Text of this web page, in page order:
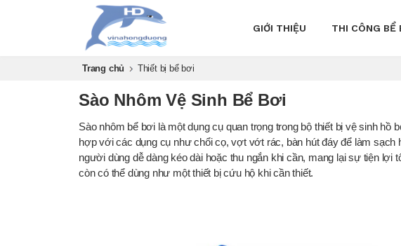
GIỚI THIỆU THI CÔNG BỂ
Trang chủ Thiết bị bể bơi
Sào Nhôm Vệ Sinh Bể Bơi
Sào nhôm bể bơi là một dụng cụ quan trọng trong bộ thiết bị vệ sinh hồ
hợp với các dụng cụ như chổi cọ, vợt vớt rác, bàn hút đáy để làm sạch
người dùng dễ dàng kéo dài hoặc thu ngắn khi cần, mang lại sự tiện lợi
còn có thể dùng như một thiết bị cứu hộ khi cần thiết.